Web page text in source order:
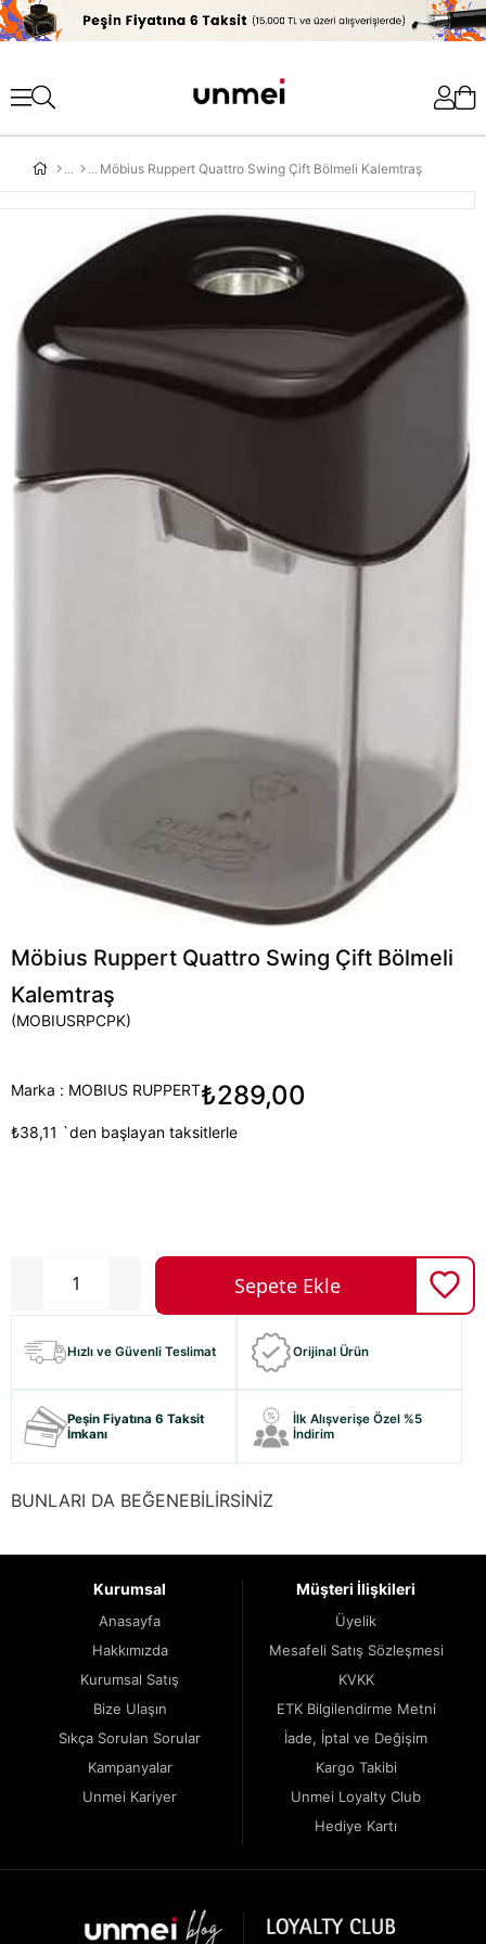
'
Möbius Ruppert Quattro Swing Çift Bölmeli Kalemtraş
Möbius Ruppert Quattro Swing Çift Bölmeli
Kalemtraş
(MOBIUSRPCPK)
Marka : MOBIUS RUPPERT₺289,00
₺38,11 `den başlayan taksitlerle
Hızlı ve Güvenli Teslimat Orijinal Ürün
Peşin Fiyatına 6 Taksit
İmkanı
İlk Alışverişe Özel %5
İndirim
BUNLARI DA BEĞENEBİLİRSİNİZ
Kurumsal
Anasayfa
Hakkımızda
Kurumsal Satış
Bize Ulaşın
Sıkça Sorulan Sorular
Kampanyalar
Unmei Kariyer
Müşteri İlişkileri
Üyelik
Mesafeli Satış Sözleşmesi
KVKK
ETK Bilgilendirme Metni
İade, İptal ve Değişim
Kargo Takibi
Unmei Loyalty Club
Hediye Kartı